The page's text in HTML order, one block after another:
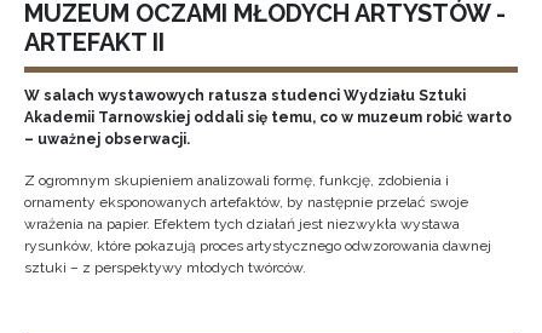
MUZEUM OCZAMI MŁODYCH ARTYSTÓW -
ARTEFAKT II
W salach wystawowych ratusza studenci Wydziału Sztuki
Akademii Tarnowskiej oddali się temu, co w muzeum robić warto
– uważnej obserwacji.
Z ogromnym skupieniem analizowali formę, funkcję, zdobienia i
ornamenty eksponowanych artefaktów, by następnie przelać swoje
wrażenia na papier. Efektem tych działań jest niezwykła wystawa
rysunków, które pokazują proces artystycznego odwzorowania dawnej
sztuki – z perspektywy młodych twórców.